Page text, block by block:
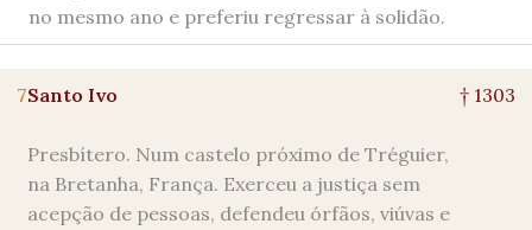
no mesmo ano e preferiu regressar à solidão.
7Santo Ivo
Presbítero. Num castelo próximo de Tréguier,
na Bretanha, França. Exerceu a justiça sem
acepção de pessoas, defendeu órfãos, viúvas e
† 1303